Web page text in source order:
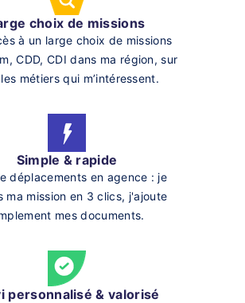
choix de missions
à un large choix de missions
CDD, CDI dans ma région, sur
métiers qui m’intéressent.
Simple & rapide
déplacements en agence : je
ma mission en 3 clics, j'ajoute
mes documents.
personnalisé & valorisé